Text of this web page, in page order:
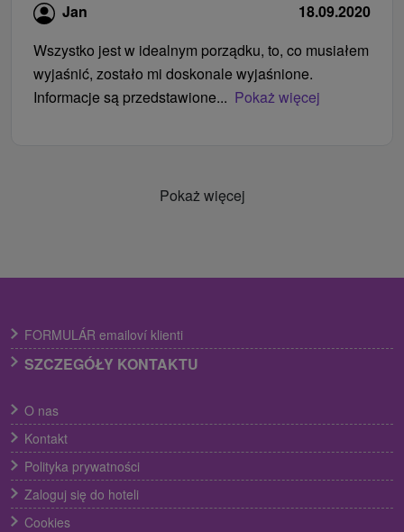
Jan
18.09.2020
Wszystko jest w idealnym porządku, to, co musiałem
wyjaśnić, zostało mi doskonale wyjaśnione.
Informacje są przedstawione... Pokaż więcej
Pokaż więcej
FORMULÁR emailoví klienti
SZCZEGÓŁY KONTAKTU
O nas
Kontakt
Polityka prywatności
Zaloguj się do hoteli
Cookies